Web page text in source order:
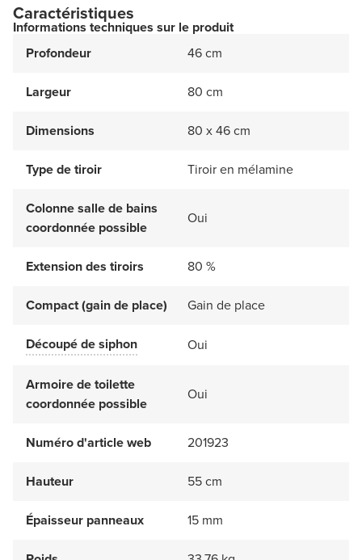
Caractéristiques
Informations techniques sur le produit
Profondeur
46 cm
Largeur 80 cm
Dimensions 80 x 46 cm
Type de tiroir Tiroir en mélamine
Colonne salle de bains
coordonnée possible
Oui
Extension des tiroirs 80 %
Compact (gain de place) Gain de place
Découpé de siphon Oui
Armoire de toilette
coordonnée possible
Oui
Numéro d'article web 201923
Hauteur 55 cm
Épaisseur panneaux 15 mm